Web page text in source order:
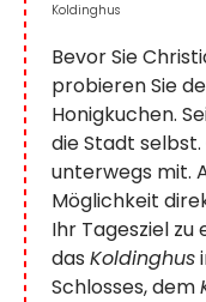
Bevor Sie
probieren Sie
Honigkuchen.
die Stadt
unterwegs mit.
Möglichkeit
Ihr Tagesziel zu
das Koldinghus
Schlosses, dem
Koldinghus